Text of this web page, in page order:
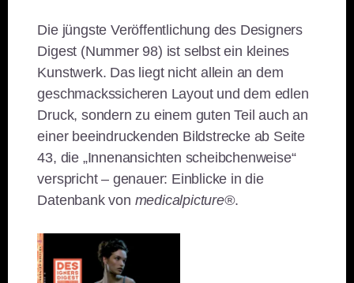
Die jüngste Veröffentlichung des Designers
Digest (Nummer 98) ist selbst ein kleines
Kunstwerk. Das liegt nicht allein an dem
geschmackssicheren Layout und dem edlen
Druck, sondern zu einem guten Teil auch an
einer beeindruckenden Bildstrecke ab Seite
43, die „Innenansichten scheibchenweise“
verspricht – genauer: Einblicke in die
Datenbank von medicalpicture®.